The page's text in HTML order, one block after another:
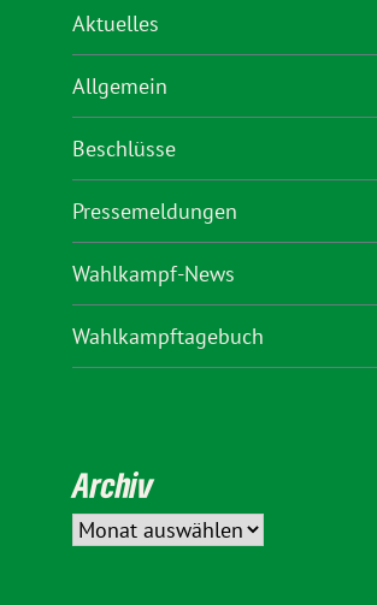
Aktuelles
Allgemein
Beschlüsse
Pressemeldungen
Wahlkampf-News
Wahlkampftagebuch
Archiv